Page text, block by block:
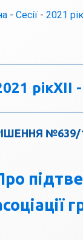
- Сесії - 2021 рік
рікXII -
№639/